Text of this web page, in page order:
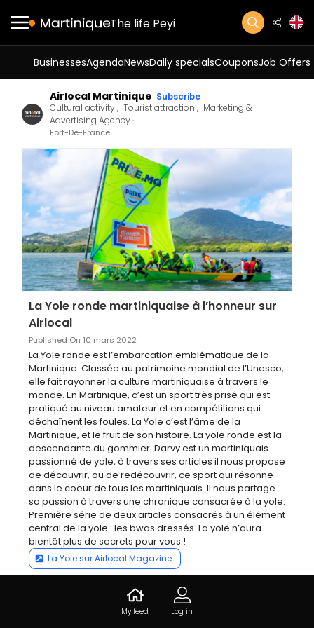
The life Peyi
BusinessesAgendaNewsDaily specialsCouponsJob Offers
Airlocal Martinique Subscribe
Cultural activity Tourist attraction
Marketing &
Advertising Agency
Fort-De-France
La Yole ronde martiniquaise à l’honneur sur
Airlocal
Published On 10 mars 2022
La Yole ronde est l’embarcation emblématique de la
Martinique. Classée au patrimoine mondial de l’Unesco,
elle fait rayonner la culture martiniquaise à travers le
monde. En Martinique, c’est un sport très prisé qui est
pratiqué au niveau amateur et en compétitions qui
déchaînent les foules. La Yole c’est l’âme de la
Martinique, et le fruit de son histoire. La yole ronde est la
descendante du gommier. Darvy est un martiniquais
passionné de yole, à travers ses articles il nous propose
de découvrir, ou de redécouvrir, ce sport qui résonne
dans le coeur de tous les martiniquais. Il nous partage
sa passion à travers une chronique consacrée à la yole.
Première série de deux articles consacrés à un élément
central de la yole : les bwas dressés. La yole n’aura
bientôt plus de secrets pour vous !
La Yole sur Airlocal Magazine
My feed Log in